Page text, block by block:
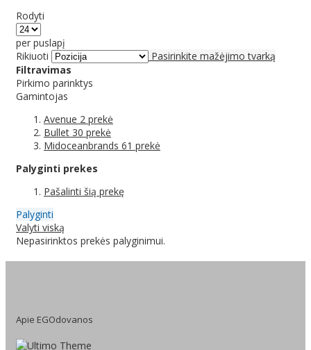
Rodyti
per puslapį
Rikiuoti
Pasirinkite mažėjimo tvarką
Filtravimas
Pirkimo parinktys
Gamintojas
Avenue 2 prekė
Bullet 30 prekė
Midoceanbrands 61 prekė
Palyginti prekes
Pašalinti šią prekę
Palyginti
Valyti viską
Nepasirinktos prekės palyginimui.
Apie EGOdovanos